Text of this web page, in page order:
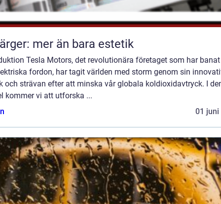
mer än bara estetik
Tesla Motors, det revolutionära företaget som har
fordon, har tagit världen med storm genom sin
och strävan efter att minska vår globala koldioxidavtryck. I
kommer vi att utforska ...
01 juni